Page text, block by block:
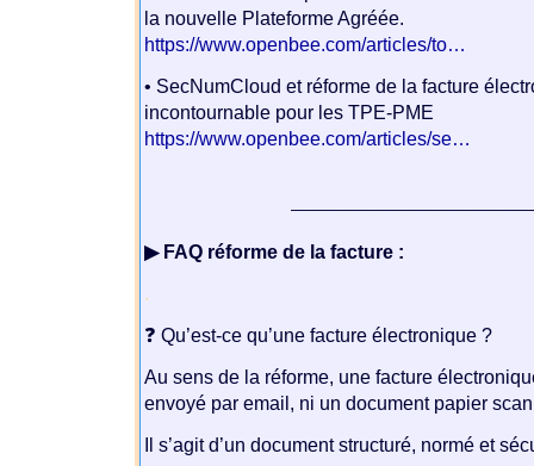
la nouvelle Plateforme Agréée.
https://www.openbee.com/articles/to…
• SecNumCloud et réforme de la facture
incontournable pour les TPE-PME
https://www.openbee.com/articles/se…
▶ FAQ réforme de la facture :
.
❓ Qu’est-ce qu’une facture électronique ?
Au sens de la réforme, une facture
envoyé par email, ni un document papier
Il s’agit d’un document structuré, normé et